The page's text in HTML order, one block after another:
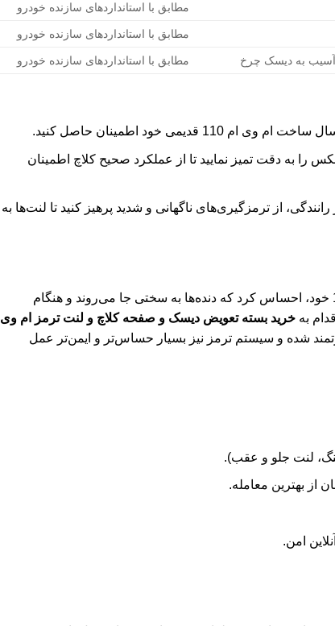
مطابق با استانداردهای سازنده خودرو
مطابق با استانداردهای سازنده خودرو
آسیب به دیسک چرخ مطابق با استانداردهای سازنده خودرو
خود اطمینان حاصل کنید.
به دقت تمیز نمایید تا از عملکرد صحیح کلاچ اطمینان
ترمز جدید، در اولین 100 تا 200 کیلومتر رانندگی، از ترمزگیری‌های ناگهانی و شدید پرهیز کنید تا لنت‌ها به
یکی از مشتریان ما، آقای رضایی، پس از طی حدود 80 هزار کیلومتر با ام وی ام 110 خود، احساس کرد که دنده‌ها به سختی جا می‌روند و هنگام
به خرید بسته تعویض دیسک و صفحه کلاچ و لنت ترمز ام وی
شده و سیستم ترمز نیز بسیار حساس‌تر و ایمن‌تر عمل
لنت جلو و عقب).
از بهترین معامله.
امن.